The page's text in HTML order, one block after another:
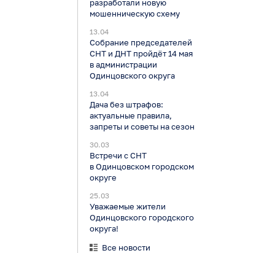
разработали новую
мошенническую схему
13.04
Собрание председателей
СНТ и ДНТ пройдёт 14 мая
в администрации
Одинцовского округа
13.04
Дача без штрафов:
актуальные правила,
запреты и советы на сезон
30.03
Встречи с СНТ
в Одинцовском городском
округе
25.03
Уважаемые жители
Одинцовского городского
округа!
Все новости